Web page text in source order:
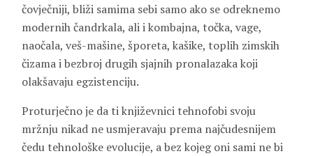
čovječniji, bliži samima sebi samo ako se odreknemo
modernih čandrkala, ali i kombajna, točka, vage,
naočala, veš-mašine, šporeta, kašike, toplih zimskih
čizama i bezbroj drugih sjajnih pronalazaka koji
olakšavaju egzistenciju.
Proturječno je da ti književnici tehnofobi svoju
mržnju nikad ne usmjeravaju prema najčudesnijem
čedu tehnološke evolucije, a bez kojeg oni sami ne bi